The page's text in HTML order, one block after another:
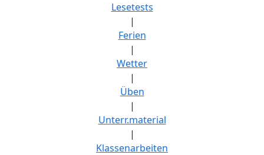
Lesetests
|
Ferien
|
Wetter
|
Üben
|
Unterr.material
|
Klassenarbeiten